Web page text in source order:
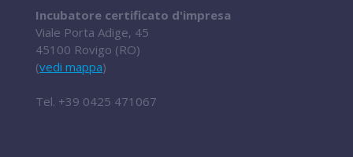
Incubatore certificato d'impresa
Viale Porta Adige, 45
45100 Rovigo (RO)
(vedi mappa)
Tel. +39 0425 471067